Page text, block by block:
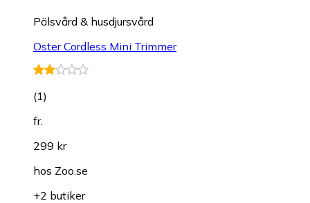
Pälsvård & husdjursvård
Oster Cordless Mini Trimmer
(1)
fr.
299 kr
hos Zoo.se
+2 butiker